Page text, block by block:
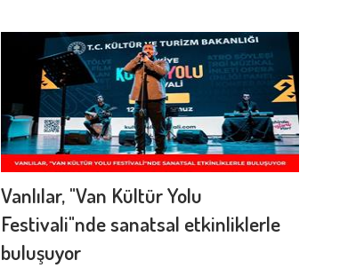
Vanlılar, "Van Kültür Yolu
Festivali"nde sanatsal etkinliklerle
buluşuyor